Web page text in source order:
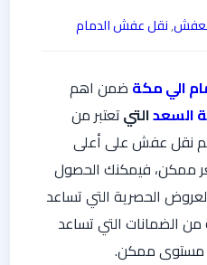
,نقل عفش الدمام
الي مكة ضمن اهم
السعدالتيتعتبر من
نقل عفش على أعلى
فيمكنك الحصول
الحصرية التي تساعد
الضمانات التي تساعد
مستوى ممكن.